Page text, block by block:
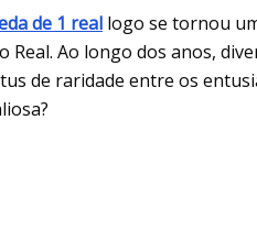
de 1 real logo se tornou
Real. Ao longo dos anos,
de raridade entre os